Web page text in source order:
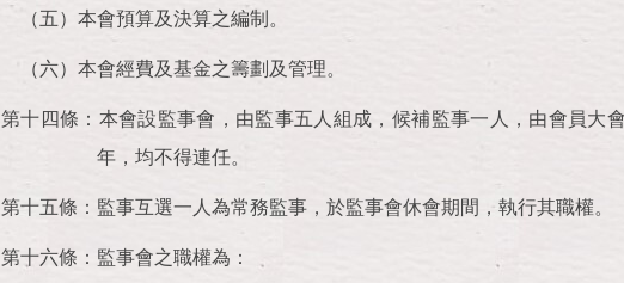
（五）本會預算及決算之編制。
（六）本會經費及基金之籌劃及管理。
第十四條：本會設監事會，由監事五人組成，候補監事一人，由會員大
年，均不得連任。
第十五條：監事互選一人為常務監事，於監事會休會期間，執行其職權。
第十六條：監事會之職權為：